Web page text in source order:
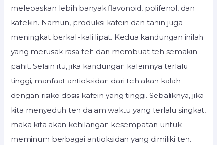
melepaskan lebih banyak flavonoid, polifenol, dan
katekin. Namun, produksi kafein dan tanin juga
meningkat berkali-kali lipat. Kedua kandungan inilah
yang merusak rasa teh dan membuat teh semakin
pahit. Selain itu, jika kandungan kafeinnya terlalu
tinggi, manfaat antioksidan dari teh akan kalah
dengan risiko dosis kafein yang tinggi. Sebaliknya, jika
kita menyeduh teh dalam waktu yang terlalu singkat,
maka kita akan kehilangan kesempatan untuk
meminum berbagai antioksidan yang dimiliki teh.